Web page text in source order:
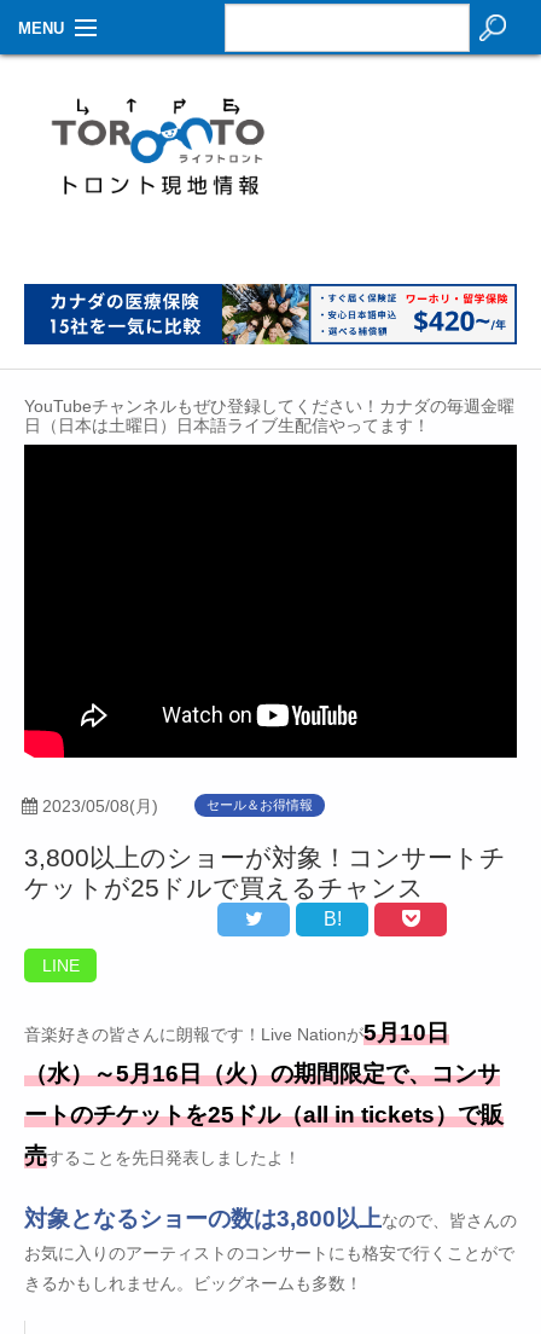
MENU
生活情報
その他
イベントカレンダー
Contact
YouTubeチャンネルもぜひ登録してください！カナダの毎週金曜
日（日本は土曜日）日本語ライブ生配信やってます！
2023/05/08(月) セール＆お得情報
3,800以上のショーが対象！コンサートチ
ケットが25ドルで買えるチャンス
B!
LINE
音楽好きの皆さんに朗報です！Live Nationが5月10日
（水）～5月16日（火）の期間限定で、コンサ
ートのチケットを25ドル（all in tickets）で販
売することを先日発表しましたよ！
対象となるショーの数は3,800以上なので、皆さんの
お気に入りのアーティストのコンサートにも格安で行くことがで
きるかもしれません。ビッグネームも多数！